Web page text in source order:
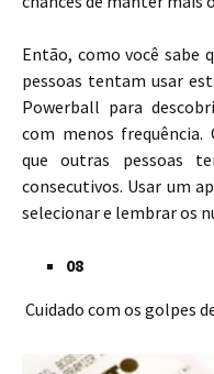
Então, como você sabe
pessoas tentam usar
Powerball para
com menos
que outras pessoas
consecutivos. Usar um
selecionar e lembrar os
08
Cuidado com os golpes